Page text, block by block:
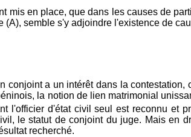
en place, que dans les causes de
semble s'y adjoindre l'existence de
a un intérêt dans la
la notion de lien matrimonial
l'officier d'état civil seul est reconnu et
le statut de conjoint du juge. Mais en
recherché.